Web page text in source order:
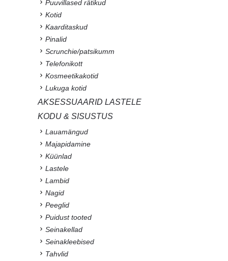
Puuvillased rätikud
Kotid
Kaarditaskud
Pinalid
Scrunchie/patsikumm
Telefonikott
Kosmeetikakotid
Lukuga kotid
AKSESSUAARID LASTELE
KODU & SISUSTUS
Lauamängud
Majapidamine
Küünlad
Lastele
Lambid
Nagid
Peeglid
Puidust tooted
Seinakellad
Seinakleebised
Tahvlid